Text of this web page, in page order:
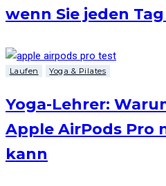
wenn Sie jeden
Laufen Yoga & Pilates
Yoga-Lehrer:
Apple AirPods Pro
kann